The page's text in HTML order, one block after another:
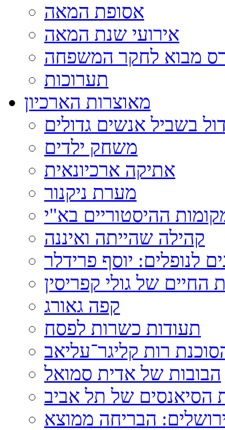
אסופת המאה
אירועי שנת המאה
מבוא לחקר המשפחה
תערוכות
מאוצרות הארכיון
בשביל אנשים גדולים
משחק ילדים
אתיקה ארכיונאית
מערת ניקנור
ההיסטוריים בא"י
קהילה שהייתה ואיננה
לנופלים: יוסף פרידלר
החיים של גולי קפריסין
קפה גאורג
תעודות כשרות לפסח
רות קליגר־עליאב
הבובות של אדית סמואל
של תל אביב
הבריחה ממוצא